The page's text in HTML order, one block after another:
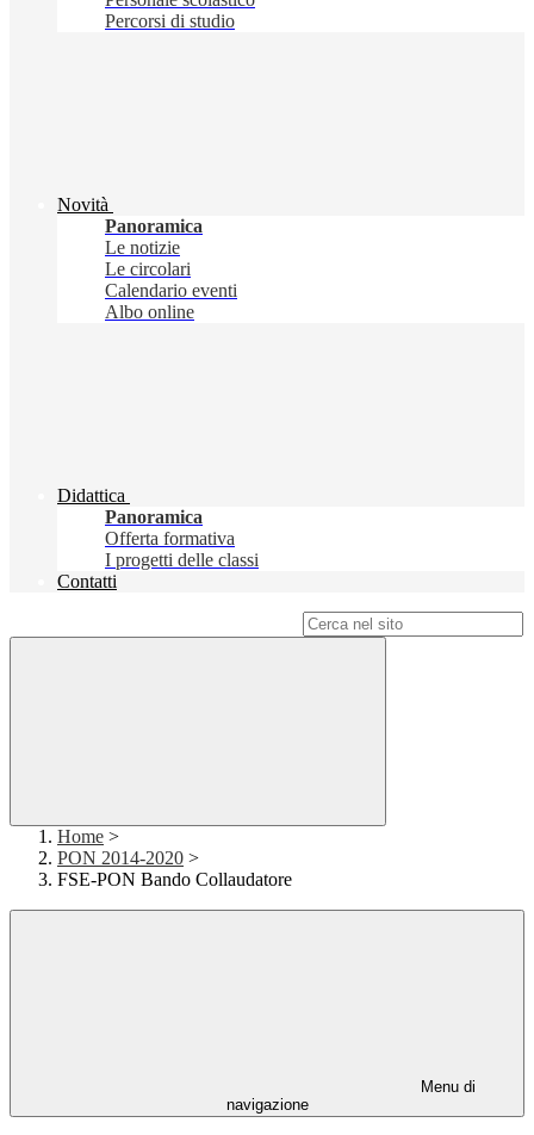
Percorsi di studio
Novità
Panoramica
Le notizie
Le circolari
Calendario eventi
Albo online
Didattica
Panoramica
Offerta formativa
I progetti delle classi
Contatti
Home >
PON 2014-2020 >
FSE-PON Bando Collaudatore
Menu di
navigazione